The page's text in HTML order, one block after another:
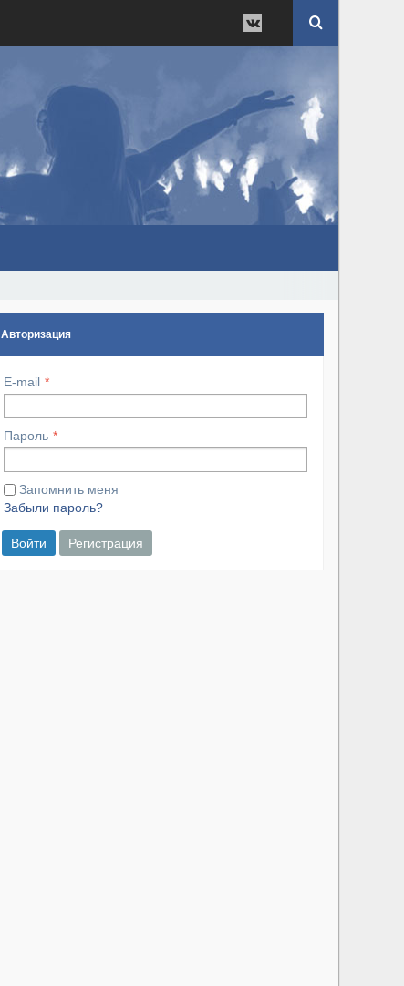
Авторизация
E-mail
Пароль
Запомнить меня
Забыли пароль?
Войти Регистрация